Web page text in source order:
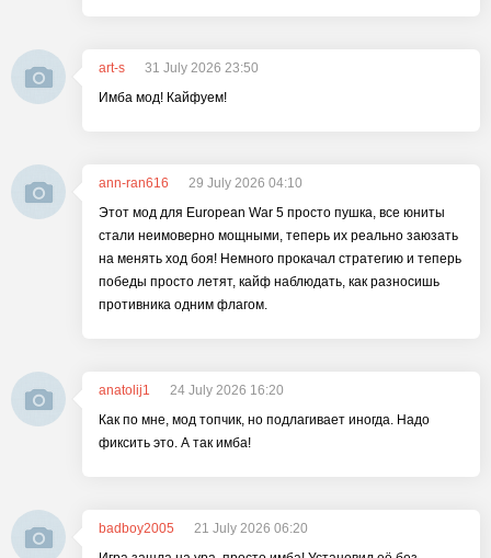
art-s
31 July 2026 23:50
Имба мод! Кайфуем!
ann-ran616
29 July 2026 04:10
Этот мод для European War 5 просто пушка, все юниты
стали неимоверно мощными, теперь их реально заюзать
на менять ход боя! Немного прокачал стратегию и теперь
победы просто летят, кайф наблюдать, как разносишь
противника одним флагом.
anatolij1
24 July 2026 16:20
Как по мне, мод топчик, но подлагивает иногда. Надо
фиксить это. А так имба!
badboy2005
21 July 2026 06:20